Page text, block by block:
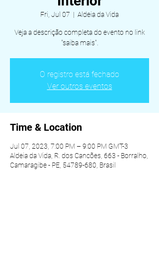
Fri, Jul 07
  |
Aldeia da Vida
Veja a descrição completa do evento no link
"saiba mais".
O registro está fechado
Ver outros eventos
Time & Location
Jul 07, 2023, 7:00 PM – 9:00 PM GMT-3
Aldeia da Vida, R. dos Cancões, 663 - Borralho,
Camaragibe - PE, 54789-680, Brasil